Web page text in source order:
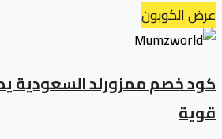
عرض الكوبون
قوية